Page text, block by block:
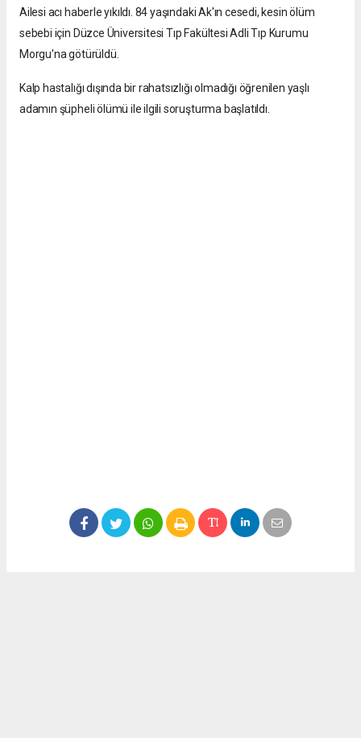
Ailesi acı haberle yıkıldı. 84 yaşındaki Ak'ın cesedi, kesin ölüm
sebebi için Düzce Üniversitesi Tıp Fakültesi Adli Tıp Kurumu
Morgu'na götürüldü.
Kalp hastalığı dışında bir rahatsızlığı olmadığı öğrenilen yaşlı
adamın şüpheli ölümü ile ilgili soruşturma başlatıldı.